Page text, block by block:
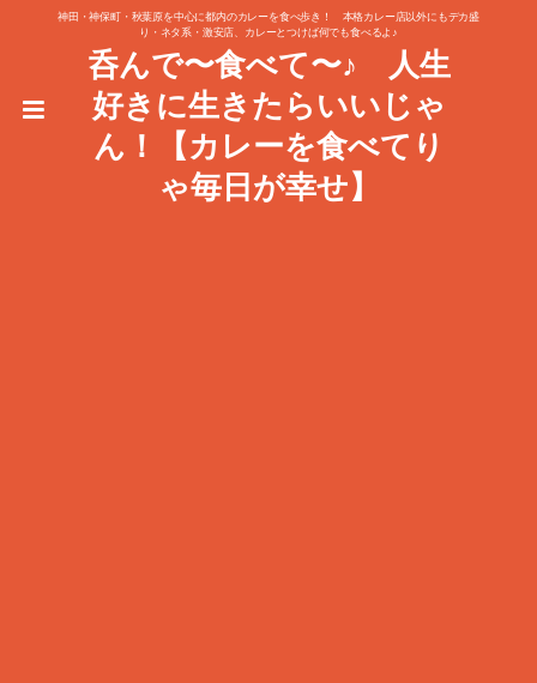
神田・神保町・秋葉原を中心に都内のカレーを食べ歩き！ 本格カレー店以外にもデカ盛
り・ネタ系・激安店、カレーとつけば何でも食べるよ♪
呑んで〜食べて〜♪ 人生
好きに生きたらいいじゃ
ん！【カレーを食べてり
ゃ毎日が幸せ】